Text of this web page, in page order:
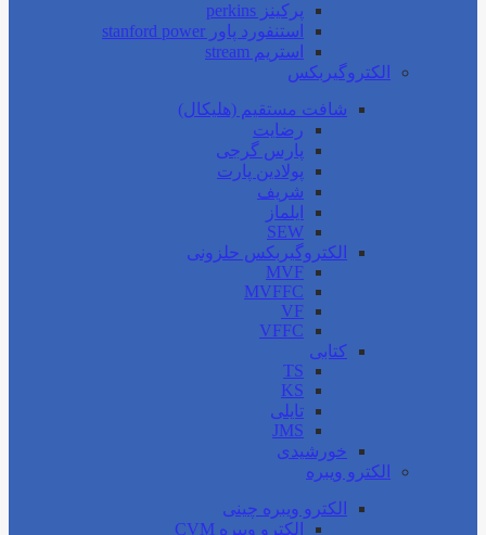
پرکینز perkins
استنفورد پاور stanford power
استریم stream
الکتروگیربکس
شافت مستقیم (هلیکال)
رضایت
پارس گرجی
پولادین پارت
شریف
ایلماز
SEW
الکتروگیربکس حلزونی
MVF
MVFFC
VF
VFFC
کتابی
TS
KS
تایلی
JMS
خورشیدی
الکترو ویبره
الکترو ویبره چینی
الکترو ویبره CVM